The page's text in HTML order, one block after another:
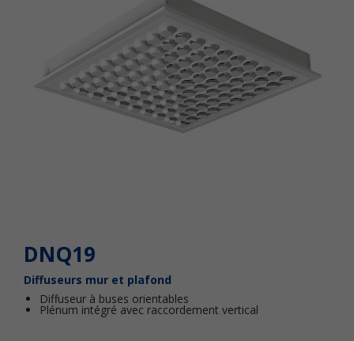
DNQ19
Diffuseurs mur et plafond
Diffuseur à buses orientables
Plénum intégré avec raccordement vertical